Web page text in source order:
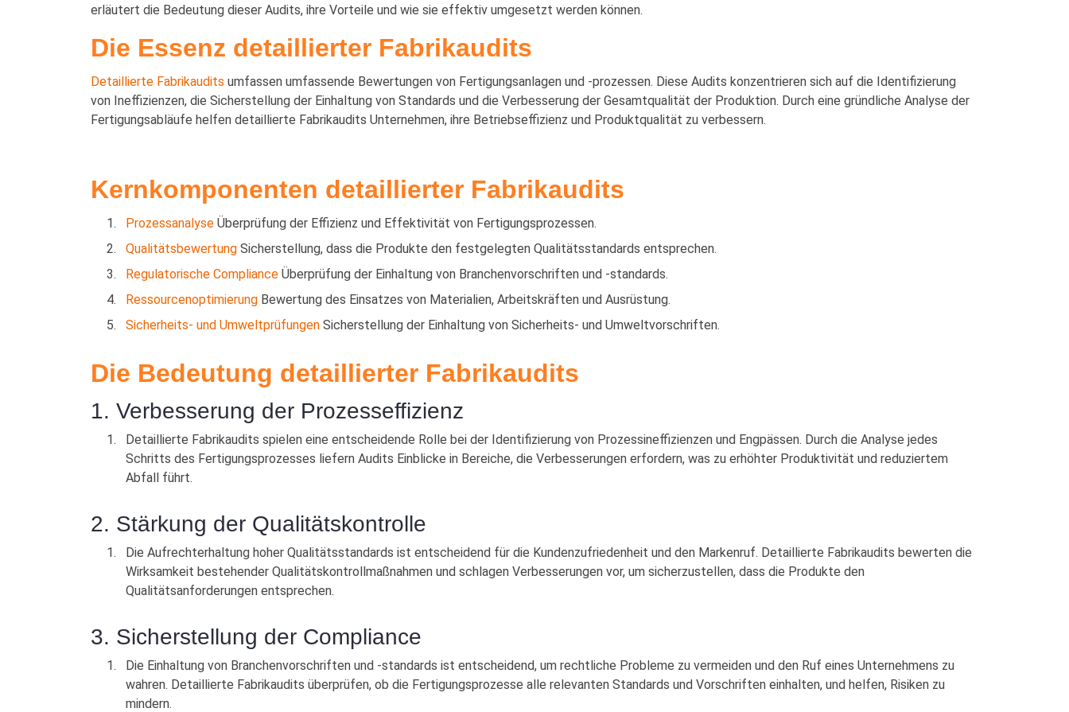
Produkt-Sortier- und
erläutert die Bedeutung dieser Audits, ihre Vorteile und wie sie effektiv umgesetzt werden können.
Die Essenz detaillierter Fabrikaudits
Detaillierte Fabrikaudits umfassen umfassende Bewertungen von Fertigungsanlagen und -prozessen. Diese Audits konzentrieren sich auf die Identifizierung
von Ineffizienzen, die Sicherstellung der Einhaltung von Standards und die Verbesserung der Gesamtqualität der Produktion. Durch eine gründliche Analyse der
Fertigungsabläufe helfen detaillierte Fabrikaudits Unternehmen, ihre Betriebseffizienz und Produktqualität zu verbessern.
Kernkomponenten detaillierter Fabrikaudits
Prozessanalyse Überprüfung der Effizienz und Effektivität von Fertigungsprozessen.
Qualitätsbewertung Sicherstellung, dass die Produkte den festgelegten Qualitätsstandards entsprechen.
Regulatorische Compliance Überprüfung der Einhaltung von Branchenvorschriften und -standards.
Ressourcenoptimierung Bewertung des Einsatzes von Materialien, Arbeitskräften und Ausrüstung.
Sicherheits- und Umweltprüfungen Sicherstellung der Einhaltung von Sicherheits- und Umweltvorschriften.
Die Bedeutung detaillierter Fabrikaudits
1. Verbesserung der Prozesseffizienz
Detaillierte Fabrikaudits spielen eine entscheidende Rolle bei der Identifizierung von Prozessineffizienzen und Engpässen. Durch die Analyse jedes
Schritts des Fertigungsprozesses liefern Audits Einblicke in Bereiche, die Verbesserungen erfordern, was zu erhöhter Produktivität und reduziertem
Abfall führt.
2. Stärkung der Qualitätskontrolle
Die Aufrechterhaltung hoher Qualitätsstandards ist entscheidend für die Kundenzufriedenheit und den Markenruf. Detaillierte Fabrikaudits bewerten die
Wirksamkeit bestehender Qualitätskontrollmaßnahmen und schlagen Verbesserungen vor, um sicherzustellen, dass die Produkte den
Qualitätsanforderungen entsprechen.
3. Sicherstellung der Compliance
Die Einhaltung von Branchenvorschriften und -standards ist entscheidend, um rechtliche Probleme zu vermeiden und den Ruf eines Unternehmens zu
wahren. Detaillierte Fabrikaudits überprüfen, ob die Fertigungsprozesse alle relevanten Standards und Vorschriften einhalten, und helfen, Risiken zu
mindern.